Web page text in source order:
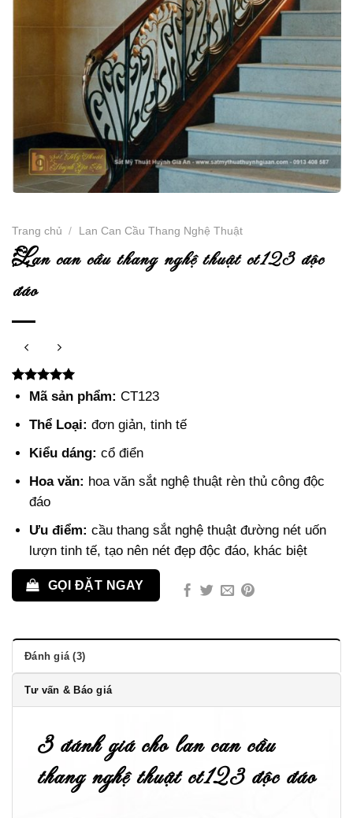
Trang chủ / Lan Can Cầu Thang Nghệ Thuật
lan can cầu thang nghệ thuật ct123 độc
đáo
5.00trên 5
3
đánh giá
Mã sản phẩm: CT123
Thể Loại: đơn giản, tinh tế
Kiểu dáng: cổ điển
Hoa văn: hoa văn sắt nghệ thuật rèn thủ công độc
đáo
Ưu điểm: cầu thang sắt nghệ thuật đường nét uốn
lượn tinh tế, tạo nên nét đẹp độc đáo, khác biệt
GỌI ĐẶT NGAY
Đánh giá (3)
Tư vấn & Báo giá
3 đánh giá cholan can cầu
thang nghệ thuật ct123 độc đáo